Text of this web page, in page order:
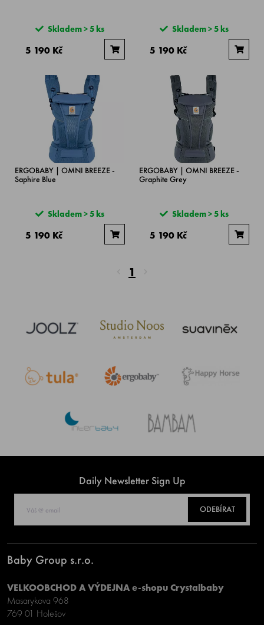
Skladem > 5 ks
5 190 Kč
Skladem > 5 ks
5 190 Kč
ERGOBABY | OMNI BREEZE -
Saphire Blue
Skladem > 5 ks
5 190 Kč
ERGOBABY | OMNI BREEZE -
Graphite Grey
Skladem > 5 ks
5 190 Kč
1
Daily Newsletter Sign Up
ODEBÍRAT
Baby Group s.r.o.
VELKOOBCHOD A VÝDEJNA e-shopu Crystalbaby
Masarykova 968
769 01 Holešov